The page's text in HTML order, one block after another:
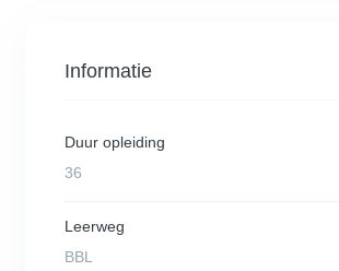
Informatie
Duur opleiding
36
Leerweg
BBL